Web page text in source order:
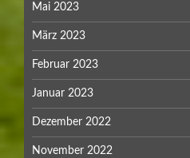
Mai 2023
März 2023
Februar 2023
Januar 2023
Dezember 2022
November 2022